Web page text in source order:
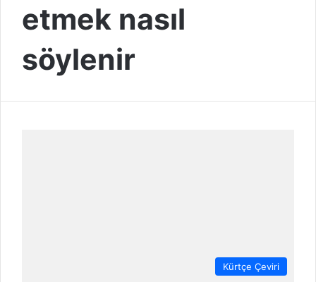
etmek nasıl
söylenir
Kürtçe Çeviri